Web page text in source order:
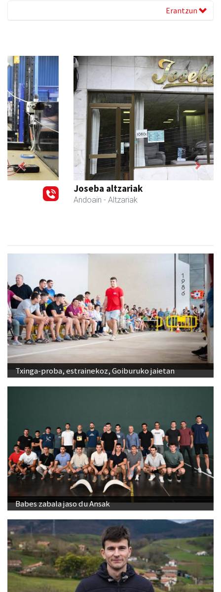
Erantzun
Joseba altzariak
- Altzariak
Previous Next
Txinga-proba, estrainekoz, Goiburuko jaietan
Babes zabala jaso du Ansak